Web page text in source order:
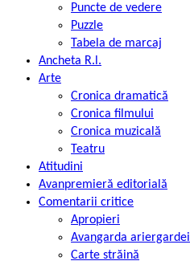
Puncte de vedere
Puzzle
Tabela de marcaj
Ancheta R.l.
Arte
Cronica dramatică
Cronica filmului
Cronica muzicală
Teatru
Atitudini
Avanpremieră editorială
Comentarii critice
Apropieri
Avangarda ariergardei
Carte străină